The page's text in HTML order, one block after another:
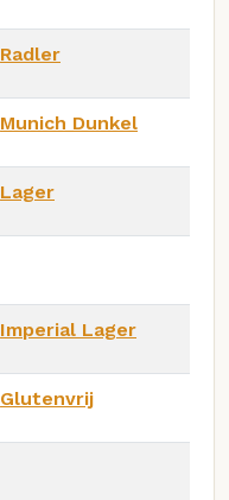
Radler
Munich Dunkel
Lager
Imperial Lager
Glutenvrij